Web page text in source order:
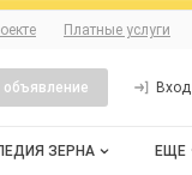
Платные услуги
Вход
ЗЕРНА ЕЩЕ